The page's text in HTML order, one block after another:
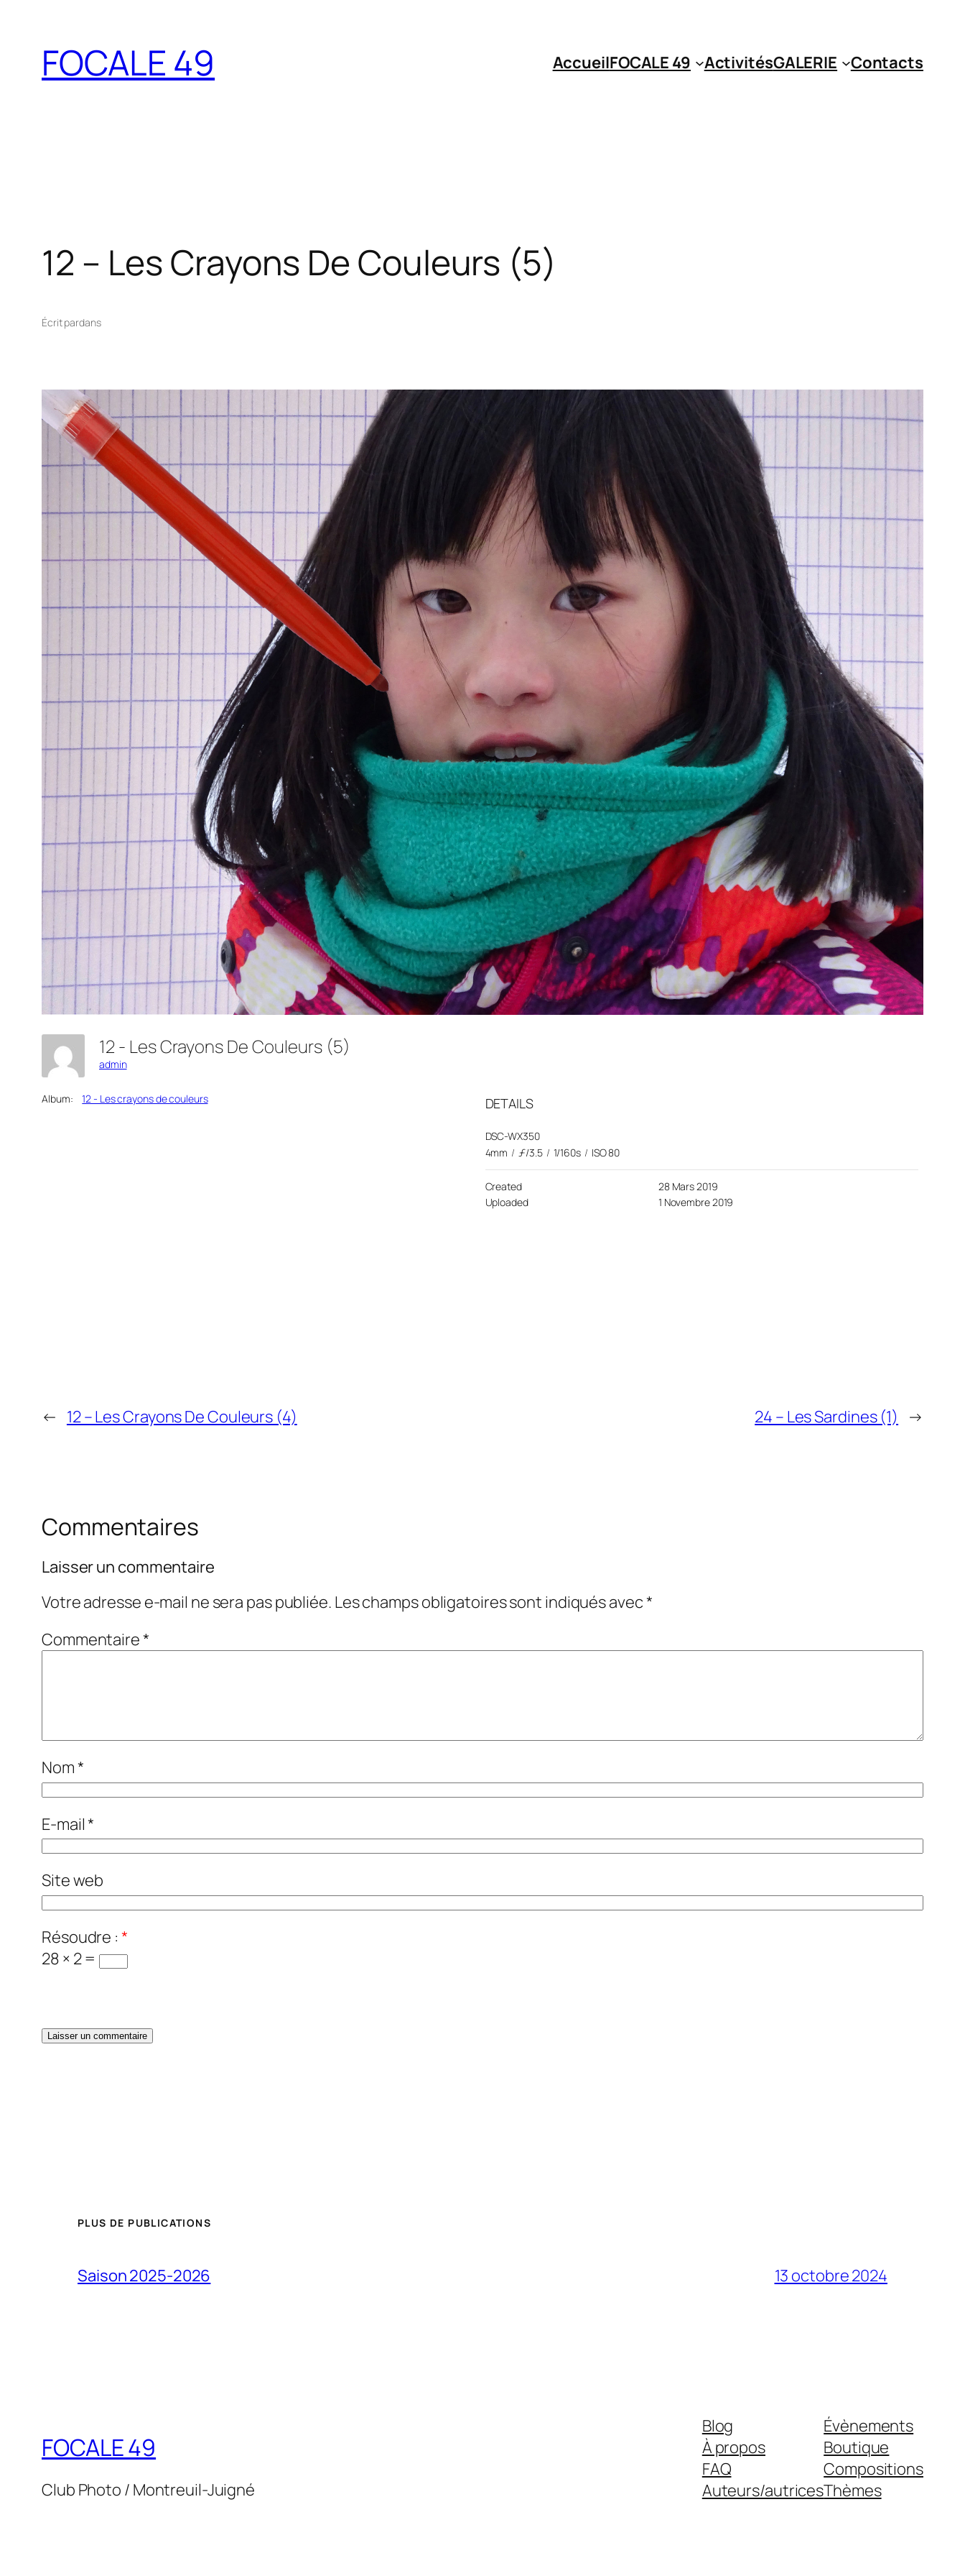
contenuFOCALE 49 AccueilFOCALE 49 ActivitésGALERIE Contacts
12 – Les Crayons De Couleurs (5)
Écrit pardans
12 - Les Crayons De Couleurs (5)
admin
Album: 12 - Les crayons de couleurs DETAILS
DSC-WX350
4mm / ƒ/3.5 / 1/160s / ISO 80
Created
28 Mars 2019
Uploaded
1 Novembre 2019
← 12 – Les Crayons De Couleurs (4) 24 – Les Sardines (1) →
Commentaires
Laisser un commentaire
Votre adresse e-mail ne sera pas publiée. Les champs obligatoires sont indiqués avec*
Commentaire*
Nom*
E-mail*
Site web
Résoudre : *
28 × 2 =
PLUS DE PUBLICATIONS
Saison 2025-2026 13 octobre 2024
FOCALE 49
Club Photo / Montreuil-Juigné
Blog
À propos
FAQ
Auteurs/autrices
Évènements
Boutique
Compositions
Thèmes